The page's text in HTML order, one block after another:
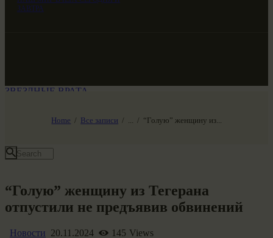
ЗАВТРА
Home Все записи “Голую” женщину из...
ЗВЕЗДНЫЕ ВРАТА
“Голую” женщину из Тегерана
отпустили не предъявив обвинений
Новости 20.11.2024 145 Views